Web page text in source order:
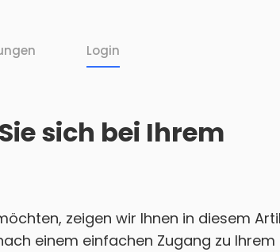
Login
sich bei Ihrem
zeigen wir Ihnen in diesem
einem einfachen Zugang zu Ihrem